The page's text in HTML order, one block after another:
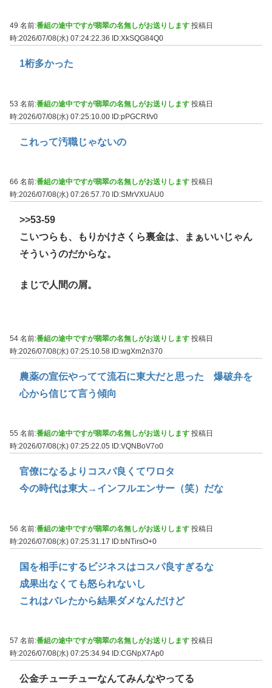
49 名前:番組の途中ですが翡翠の名無しがお送りします 投稿日
時:2026/07/08(水) 07:24:22.36
ID:XkSQG84Q0
1桁多かった
53 名前:番組の途中ですが翡翠の名無しがお送りします 投稿日
時:2026/07/08(水) 07:25:10.00 ID:pPGCRf/v0
これって汚職じゃないの
66 名前:番組の途中ですが翡翠の名無しがお送りします 投稿日
時:2026/07/08(水) 07:26:57.70 ID:SMrVXUAU0
>>53-59
こいつらも、もりかけさくら裏金は、まぁいいじゃん
そういうのだからな。
まじで人間の屑。
54 名前:番組の途中ですが翡翠の名無しがお送りします 投稿日
時:2026/07/08(水) 07:25:10.58 ID:wgXm2n370
農薬の宣伝やってて流石に東大だと思った 爆破弁を
心から信じて言う傾向
55 名前:番組の途中ですが翡翠の名無しがお送りします 投稿日
時:2026/07/08(水) 07:25:22.05
ID:VQNBoV7o0
官僚になるよりコスパ良くてワロタ
今の時代は東大→インフルエンサー（笑）だな
56 名前:番組の途中ですが翡翠の名無しがお送りします 投稿日
時:2026/07/08(水) 07:25:31.17 ID:bNTirsO+0
国を相手にするビジネスはコスパ良すぎるな
成果出なくても怒られないし
これはバレたから結果ダメなんだけど
57 名前:番組の途中ですが翡翠の名無しがお送りします 投稿日
時:2026/07/08(水) 07:25:34.94 ID:CGNpX7Ap0
公金チューチューなんてみんなやってる